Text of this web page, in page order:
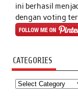
ini berhasil
dengan voting
CATEGORIES
Categories